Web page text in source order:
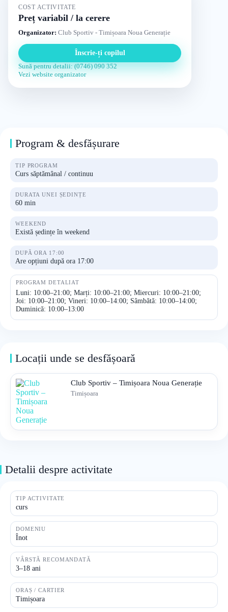
COST ACTIVITATE
Preț variabil / la cerere
Organizator: Club Sportiv - Timișoara Noua Generație
Înscrie-ți copilul
Sună pentru detalii: (0746) 090 352
Vezi website organizator
Program & desfășurare
TIP PROGRAM
Curs săptămânal / continuu
DURATA UNEI ȘEDINȚE
60 min
WEEKEND
Există ședințe în weekend
DUPĂ ORA 17:00
Are opțiuni după ora 17:00
PROGRAM DETALIAT
Luni: 10:00–21:00; Marți: 10:00–21:00; Miercuri: 10:00–21:00;
Joi: 10:00–21:00; Vineri: 10:00–14:00; Sâmbătă: 10:00–14:00;
Duminică: 10:00–13:00
Locații unde se desfășoară
Club Sportiv – Timișoara Noua Generație
Timișoara
Detalii despre activitate
TIP ACTIVITATE
curs
DOMENIU
Înot
VÂRSTĂ RECOMANDATĂ
3–18 ani
ORAȘ / CARTIER
Timișoara